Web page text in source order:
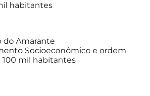
habitantes
do Amarante
Socioeconômico e ordem
100 mil habitantes